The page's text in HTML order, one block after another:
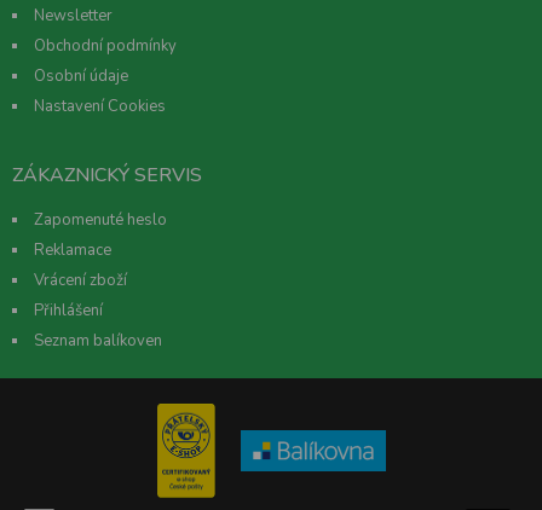
Newsletter
Obchodní podmínky
Osobní údaje
Nastavení Cookies
ZÁKAZNICKÝ SERVIS
Zapomenuté heslo
Reklamace
Vrácení zboží
Přihlášení
Seznam balíkoven